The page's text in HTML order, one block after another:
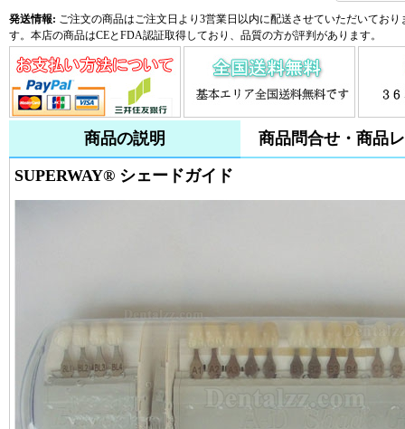
発送情報: ご注文の商品はご注文日より3営業日以内に配送させていただいてお
す。本店の商品はCEとFDA認証取得しており、品質の方が評判があります。
商品の説明 商品問合せ・商品
SUPERWAY® シェードガイド